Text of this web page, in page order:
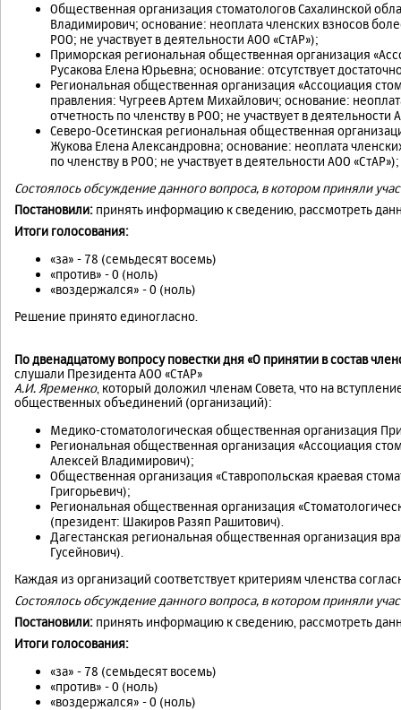
Общественная организация стоматологов Сахалинской
Владимирович; основание: неоплата членских взносов
РОО; не участвует в деятельности АОО «СтАР»);
Приморская региональная общественная организация
Русакова Елена Юрьевна; основание: отсутствует
Региональная общественная организация «Ассоциация
правления: Чугреев Артем Михайлович; основание:
отчетность по членству в РОО; не участвует в деятельности
Северо-Осетинская региональная общественная
Жукова Елена Александровна; основание: неоплата
по членству в РОО; не участвует в деятельности АОО «СтАР»);
Состоялось обсуждение данного вопроса, в котором приняли
Постановили: принять информацию к сведению, рассмотреть
Итоги голосования:
«за» - 78 (семьдесят восемь)
«против» - 0 (ноль)
«воздержался» - 0 (ноль)
Решение принято единогласно.
По двенадцатому вопросу повестки дня «О принятии в состав
слушали Президента АОО «СтАР»
А.И. Яременко, который доложил членам Совета, что на
общественных объединений (организаций):
Медико-стоматологическая общественная организация
Региональная общественная организация «Ассоциация
Алексей Владимирович);
Общественная организация «Ставропольская краевая
Григорьевич);
Региональная общественная организация
(президент: Шакиров Разяп Рашитович).
Дагестанская региональная общественная организация
Гусейнович).
Каждая из организаций соответствует критериям членства
Состоялось обсуждение данного вопроса, в котором приняли
Постановили: принять информацию к сведению, рассмотреть
Итоги голосования:
«за» - 78 (семьдесят восемь)
«против» - 0 (ноль)
«воздержался» - 0 (ноль)